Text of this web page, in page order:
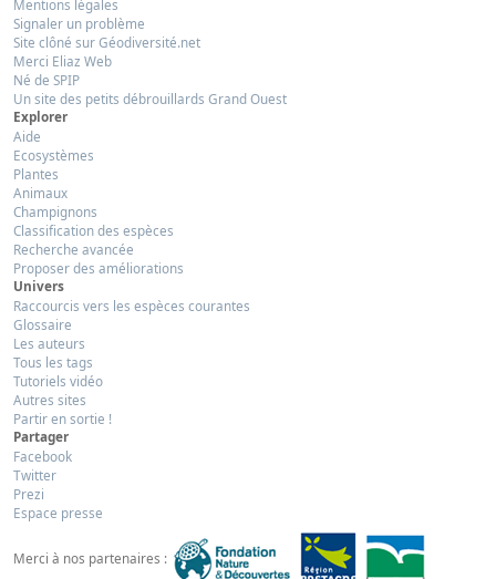
Mentions légales
Signaler un problème
Site clôné sur Géodiversité.net
Merci Eliaz Web
Né de SPIP
Un site des petits débrouillards Grand Ouest
Explorer
Aide
Ecosystèmes
Plantes
Animaux
Champignons
Classification des espèces
Recherche avancée
Proposer des améliorations
Univers
Raccourcis vers les espèces courantes
Glossaire
Les auteurs
Tous les tags
Tutoriels vidéo
Autres sites
Partir en sortie !
Partager
Facebook
Twitter
Prezi
Espace presse
Merci à nos partenaires :